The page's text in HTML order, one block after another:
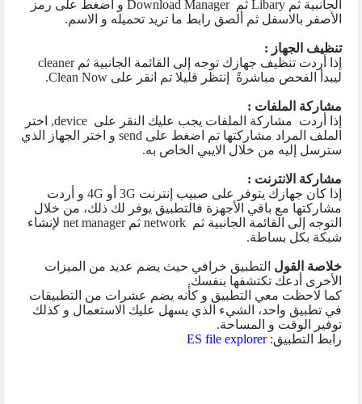
الجانبية ثمLibary ثم Download Manager و اضغط على رمز
الأصفر بالاسفل ثم ألصق رابط ما تريد تحميله و الاسم.
تنظيف الجهاز :
إذا أردت تنظيف جهازك توجه إلى القائمة الجانبية ثمcleaner
ليبدأ الفحص مباشرةً إنتظر قليلا تم انقر علىClean Now
.
مشاركة الملفات :
إذا أردت مشاركة الملفات يجب عليك النقر على device, اختر
الملف المراد مشاركتها تم اضغط على send و اختر الجهاز الذي
سترسل إليه من خلال الايبي الخاص به.
مشاركة الانترنت :
إذا كان جهازك يتوفر على صبيب إنترنت 3G أو 4G و أردت
مشاركتها مع باقي الأجهزة فالتطبيق يوفر لك ذلك، من خلال
التوجه إلى القائمة الجانبية ثم network ثمnet manager لإنشاء
شبكة بكل بساطة.
خلاصة القول التطبيق خرافي حيث يضم عديد من الميزات
الأخرى أدعك تكتشفها بنفسك.
كما لاحظت معي التطبيق و كأنه يضم عشرات من التطبيقات
في تطبيق واحد، الشيء الذي يسهل عليك الاستعمال و كذلك
توفير الوقت و المساحة.
رابط التطبيق:ES file explorer